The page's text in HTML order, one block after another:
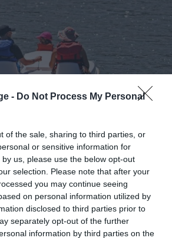
- Do Not Process My Personal
of the sale, sharing to third parties, or
or sensitive information for
us, please use the below opt-out
selection. Please note that after your
you may continue seeing
on personal information utilized by
disclosed to third parties prior to
separately opt-out of the further
information by third parties on the
Crédit photo : Facebook – Grand Tourmalet
de Payolle pour une belle journée
pédalo pour une balade en famille
hectares de surface, il n’est pas
tout explorer ! Si vous ne faites